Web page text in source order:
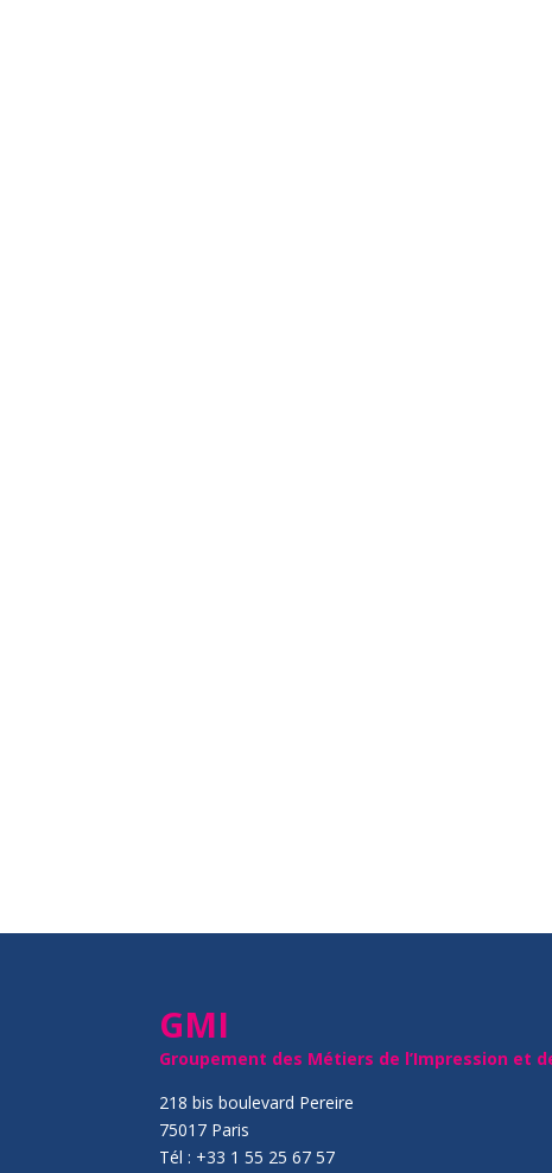
GMI
Groupement des Métiers de l’Impression et
218 bis boulevard Pereire
75017 Paris
Tél : +33 1 55 25 67 57